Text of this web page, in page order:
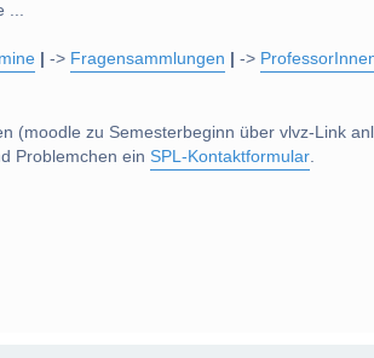
...
-> Fragensammlungen ->
(moodle zu Semesterbeginn über vlvz-Link
Problemchen ein SPL-Kontaktformular.